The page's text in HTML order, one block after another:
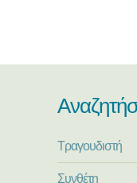
Τραγουδιστή
Συνθέτη